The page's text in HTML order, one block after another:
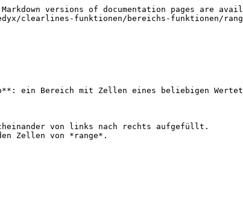
versions of documentation pages are
clearlines-funktionen/bereichs-funktionen/
ein Bereich mit Zellen eines beliebigen
von links nach rechts aufgefüllt.
Zellen von *range*.